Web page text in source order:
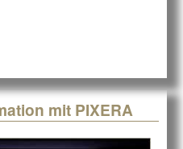
mit PIXERA